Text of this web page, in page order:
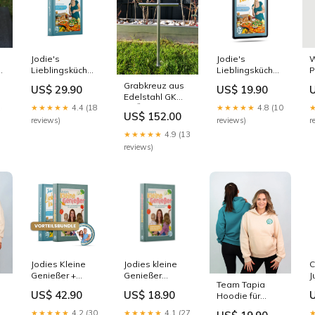
Jodie's
Lieblingsküche
Kochbuch
US$ 29.90
★★★★★ 4.4 (18
reviews)
Grabkreuz aus
Edelstahl GK
(HxBxT):40x17x1.2cm
US$ 152.00
★★★★★ 4.9 (13
reviews)
Jodie's
Lieblingsküche
Kochbuch
US$ 19.90
★★★★★ 4.8 (10
reviews)
Jodies Kleine
Genießer +
Lieblingsküche
Kochbuch
US$ 42.90
Jodies kleine
Genießer
Kochbuch
US$ 18.90
Team Tapia
Hoodie für